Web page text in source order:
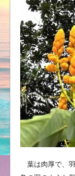
葉は肉厚で、